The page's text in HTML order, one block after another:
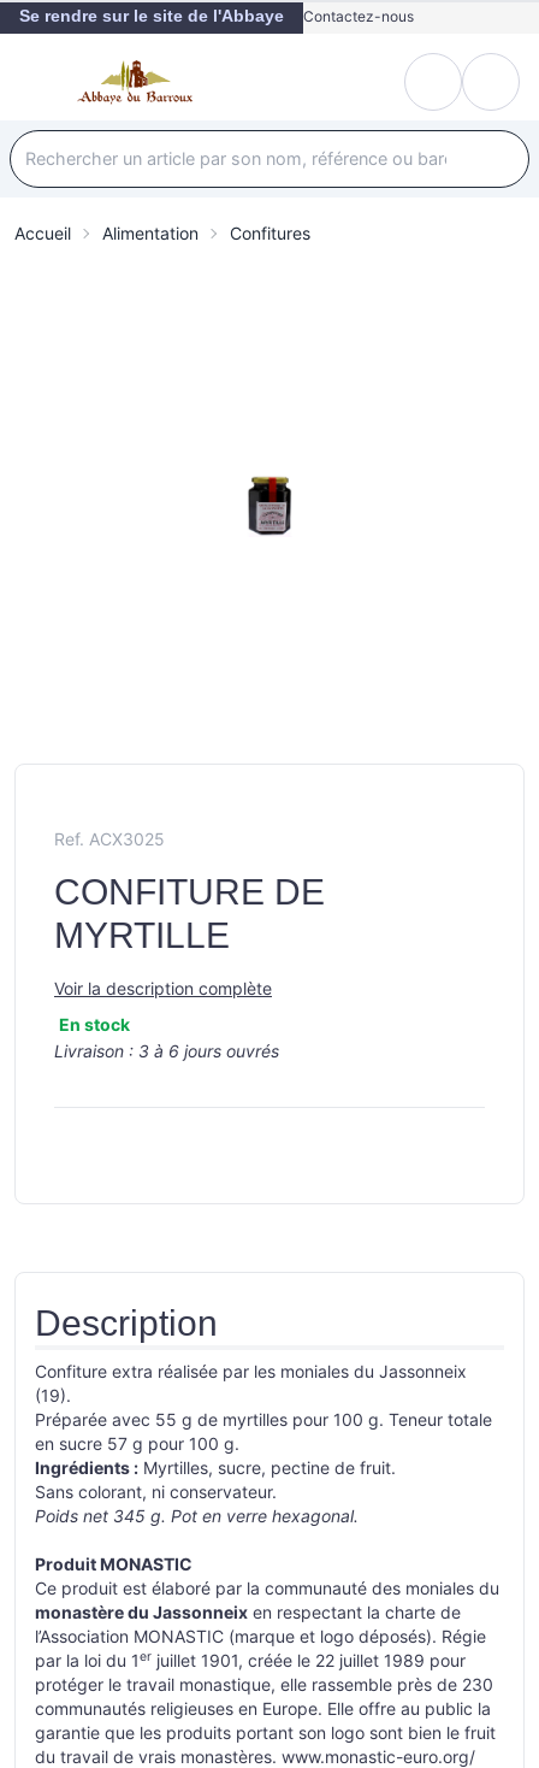
Se rendre sur le site de l'Abbaye Contactez-nous
Accueil Alimentation Confitures
Ref. ACX3025
CONFITURE DE
MYRTILLE
Voir la description complète
En stock
Livraison : 3 à 6 jours ouvrés
Description
Confiture extra réalisée par les moniales du Jassonneix
(19).
Préparée avec 55 g de myrtilles pour 100 g. Teneur totale
en sucre 57 g pour 100 g.
Ingrédients : Myrtilles, sucre, pectine de fruit.
Sans colorant, ni conservateur.
Poids net 345 g. Pot en verre hexagonal.
Produit MONASTIC
Ce produit est élaboré par la communauté des moniales du
monastère du Jassonneix en respectant la charte de
l’Association MONASTIC (marque et logo déposés). Régie
par la loi du 1er juillet 1901, créée le 22 juillet 1989 pour
protéger le travail monastique, elle rassemble près de 230
communautés religieuses en Europe. Elle offre au public la
garantie que les produits portant son logo sont bien le fruit
du travail de vrais monastères. www.monastic-euro.org/